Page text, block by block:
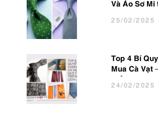
Và Áo Sơ
25/02/2025
Top 4 Bí
Mua Cà Vạt
24/02/2025